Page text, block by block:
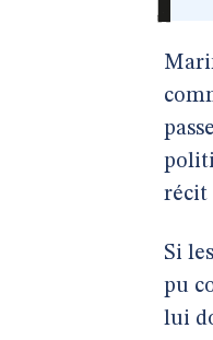
récit
Si
pu
lui